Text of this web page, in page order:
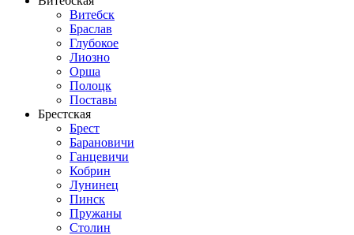
Витебск
Браслав
Глубокое
Лиозно
Орша
Полоцк
Поставы
Брестская
Брест
Барановичи
Ганцевичи
Кобрин
Лунинец
Пинск
Пружаны
Столин